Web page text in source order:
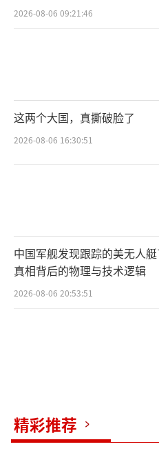
2026-08-06 09:21:46
这两个大国，真撕破脸了
2026-08-06 16:30:51
中国军舰发现跟踪的美无人
真相背后的物理与技术逻辑
2026-08-06 20:53:51
精彩推荐